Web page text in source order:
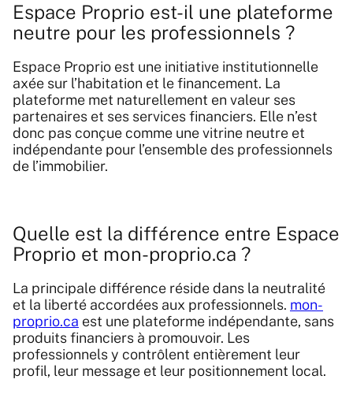
Espace Proprio est-il une plateforme
neutre pour les professionnels ?
Espace Proprio est une initiative institutionnelle
axée sur l’habitation et le financement. La
plateforme met naturellement en valeur ses
partenaires et ses services financiers. Elle n’est
donc pas conçue comme une vitrine neutre et
indépendante pour l’ensemble des professionnels
de l’immobilier.
Quelle est la différence entre Espace
Proprio et mon-proprio.ca ?
La principale différence réside dans la neutralité
et la liberté accordées aux professionnels. mon-
proprio.ca est une plateforme indépendante, sans
produits financiers à promouvoir. Les
professionnels y contrôlent entièrement leur
profil, leur message et leur positionnement local.